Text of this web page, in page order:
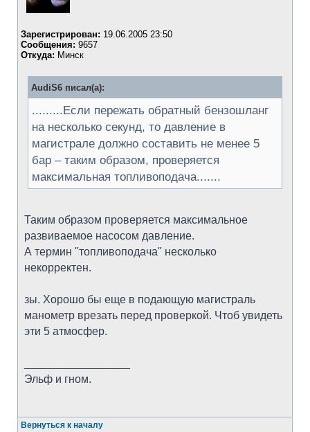
Зарегистрирован: 19.06.2005 23:50
Сообщения: 9657
Откуда: Минск
AudiS6 писал(а):
.........Если пережать обратный бензошланг
на несколько секунд, то давление в
магистрале должно составить не менее 5
бар – таким образом, проверяется
максимальная топливоподача.......
Таким образом проверяется максимальное
развиваемое насосом давление.
А термин "топливоподача" несколько
некорректен.
зы. Хорошо бы еще в подающую магистраль
манометр врезать перед проверкой. Чтоб увидеть
эти 5 атмосфер.
Эльф и гном.
Вернуться к началу